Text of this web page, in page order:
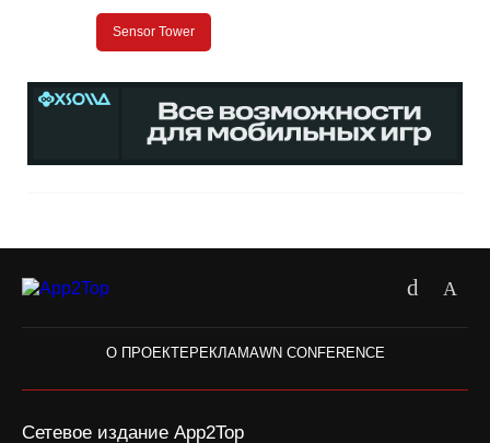
Sensor Tower
О ПРОЕКТЕРЕКЛАМАWN CONFERENCE
Сетевое издание App2Top